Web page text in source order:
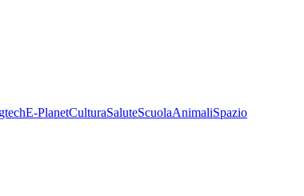
E-PlanetCulturaSaluteScuolaAnimaliSpazio